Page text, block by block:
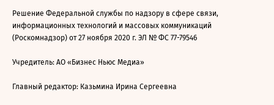
Решение Федеральной службы по надзору в сфере связи,
информационных технологий и массовых коммуникаций
(Роскомнадзор) от 27 ноября 2020 г. ЭЛ № ФС 77-79546
Учредитель: АО «Бизнес Ньюс Медиа»
Главный редактор: Казьмина Ирина Сергеевна